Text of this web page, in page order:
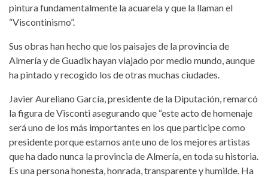
pintura fundamentalmente la acuarela y que la llaman el
“Viscontinismo”.
Sus obras han hecho que los paisajes de la provincia de
Almería y de Guadix hayan viajado por medio mundo, aunque
ha pintado y recogido los de otras muchas ciudades.
Javier Aureliano García, presidente de la Diputación, remarcó
la figura de Visconti asegurando que “este acto de homenaje
será uno de los más importantes en los que participe como
presidente porque estamos ante uno de los mejores artistas
que ha dado nunca la provincia de Almería, en toda su historia.
Es una persona honesta, honrada, transparente y humilde. Ha